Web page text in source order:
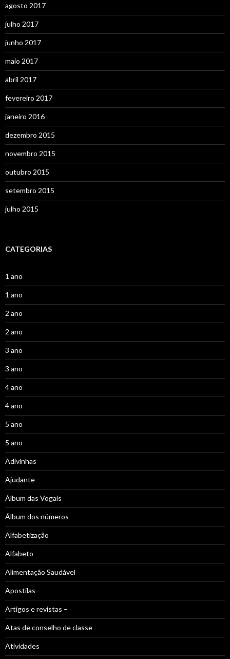
agosto 2017
julho 2017
junho 2017
maio 2017
abril 2017
fevereiro 2017
janeiro 2016
dezembro 2015
novembro 2015
outubro 2015
setembro 2015
julho 2015
CATEGORIAS
1 ano
1 ano
2 ano
2 ano
3 ano
3 ano
4 ano
4 ano
5 ano
5 ano
Adivinhas
Ajudante
Álbum das Vogais
Álbum dos números
Alfabetização
Alfabeto
Alimentação Saudável
Apostilas
Artigos e revistas –
Atas de conselho de classe
Atividades